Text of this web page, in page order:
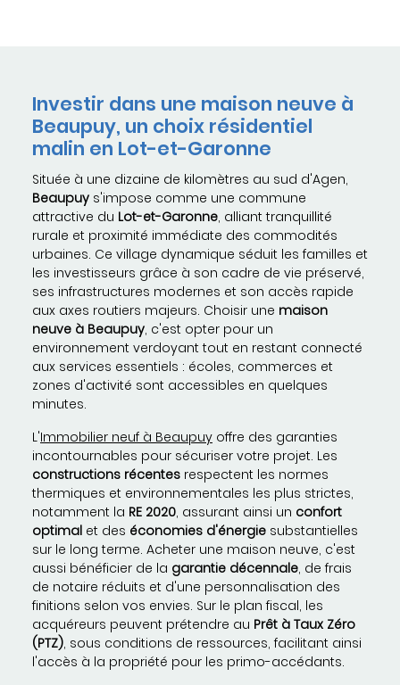
Investir dans une maison neuve à
Beaupuy, un choix résidentiel
malin en Lot-et-Garonne
Située à une dizaine de kilomètres au sud d'Agen,
Beaupuy s'impose comme une commune
attractive du Lot-et-Garonne, alliant tranquillité
rurale et proximité immédiate des commodités
urbaines. Ce village dynamique séduit les familles et
les investisseurs grâce à son cadre de vie préservé,
ses infrastructures modernes et son accès rapide
aux axes routiers majeurs. Choisir une maison
neuve à Beaupuy, c'est opter pour un
environnement verdoyant tout en restant connecté
aux services essentiels : écoles, commerces et
zones d'activité sont accessibles en quelques
minutes.
L'Immobilier neuf à Beaupuy offre des garanties
incontournables pour sécuriser votre projet. Les
constructions récentes respectent les normes
thermiques et environnementales les plus strictes,
notamment la RE 2020, assurant ainsi un confort
optimal et des économies d'énergie substantielles
sur le long terme. Acheter une maison neuve, c'est
aussi bénéficier de la garantie décennale, de frais
de notaire réduits et d'une personnalisation des
finitions selon vos envies. Sur le plan fiscal, les
acquéreurs peuvent prétendre au Prêt à Taux Zéro
(PTZ), sous conditions de ressources, facilitant ainsi
l'accès à la propriété pour les primo-accédants.